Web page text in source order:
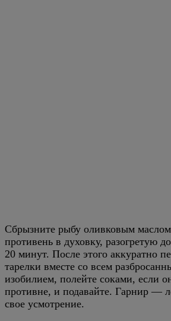
Сбрызните рыбу оливковым
противень в духовку, разогретую
20 минут. После этого аккуратно
тарелки вместе со всем
изобилием, полейте соками, если
противне, и подавайте. Гарнир —
свое усмотрение.